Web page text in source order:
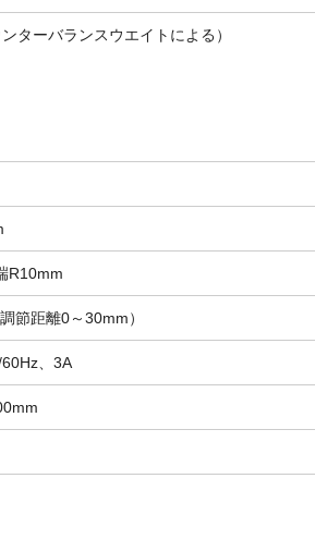
ターバランスウエイトによる）
R10mm
節距離0～30mm）
、3A